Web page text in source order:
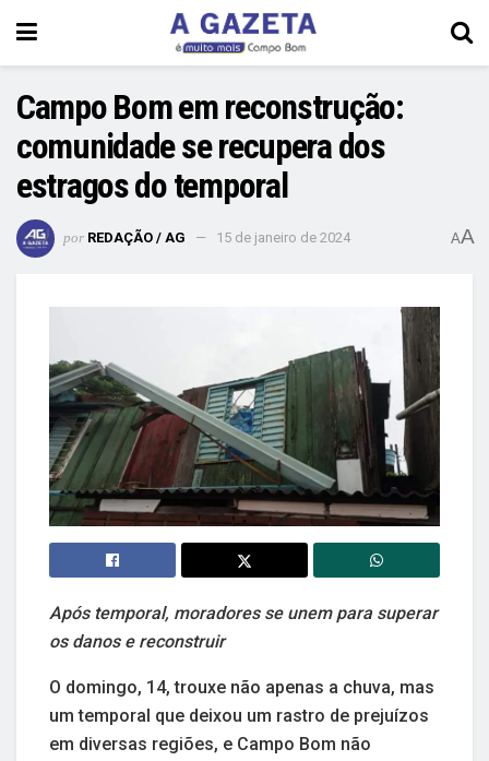
Campo Bom em reconstrução:
comunidade se recupera dos
estragos do temporal
por REDAÇÃO / AG 15 de janeiro de 2024 AA
Após temporal, moradores se unem para superar
os danos e reconstruir
O domingo, 14, trouxe não apenas a chuva, mas
um temporal que deixou um rastro de prejuízos
em diversas regiões, e Campo Bom não